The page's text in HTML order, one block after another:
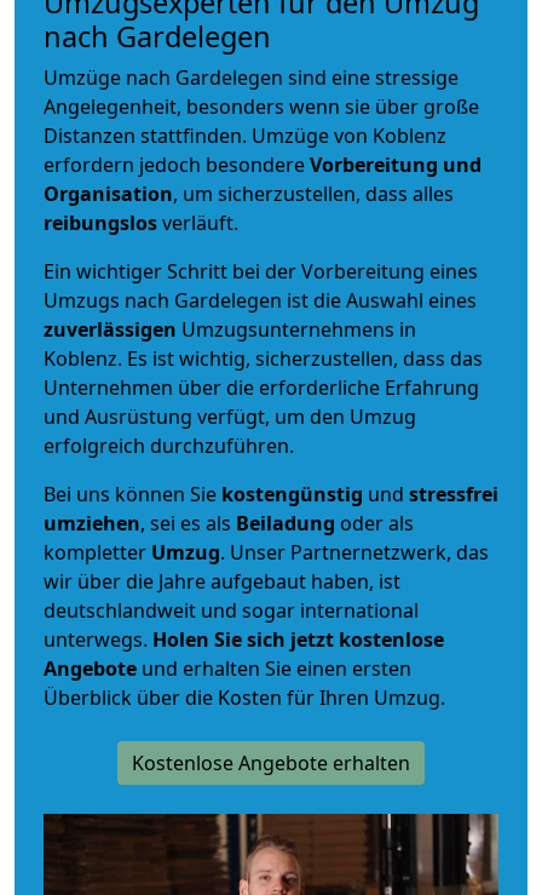
nach Gardelegen
Umzüge nach Gardelegen sind eine stressige
Angelegenheit, besonders wenn sie über große
Distanzen stattfinden. Umzüge von Koblenz
erfordern jedoch besondereVorbereitung und
Organisation, um sicherzustellen, dass alles
reibungslosverläuft.
Ein wichtiger Schritt bei der Vorbereitung eines
Umzugs nach Gardelegen ist die Auswahl eines
zuverlässigen Umzugsunternehmens in
Koblenz. Es ist wichtig, sicherzustellen, dass das
Unternehmen über die erforderliche Erfahrung
und Ausrüstung verfügt, um den Umzug
erfolgreich durchzuführen.
Bei uns können Sie kostengünstig und stressfrei
umziehen, sei es als Beiladung oder als
kompletter Umzug. Unser Partnernetzwerk, das
wir über die Jahre aufgebaut haben, ist
deutschlandweit und sogar international
unterwegs. Holen Sie sich jetzt kostenlose
Angebote und erhalten Sie einen ersten
Überblick über die Kosten für Ihren Umzug.
Kostenlose Angebote erhalten